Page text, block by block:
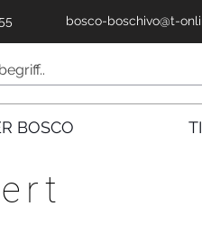
bosco-boschivo@t-
BOSCO